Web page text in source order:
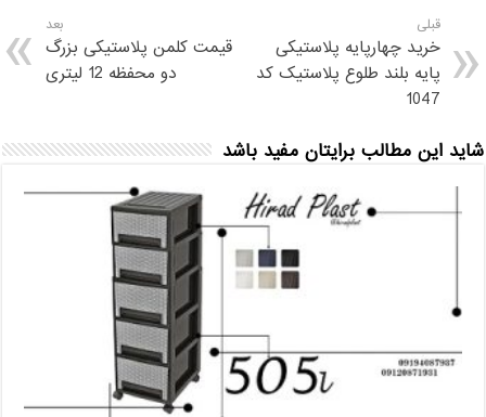
قبلی
خرید چهارپایه پلاستیکی
پایه بلند طلوع پلاستیک کد
1047
بعد
قیمت کلمن پلاستیکی بزرگ
دو محفظه 12 لیتری
شاید این مطالب برایتان مفید باشد